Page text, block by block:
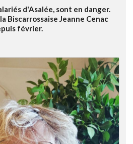
d'Asalée, sont en danger.
Biscarrossaise Jeanne Cenac
février.